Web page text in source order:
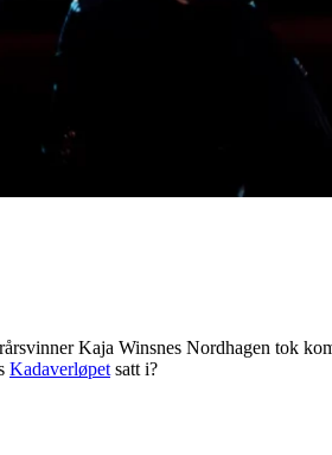
Kaja Winsnes Nordhagen tok
Kadaverløpet satt i?